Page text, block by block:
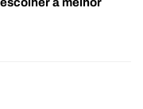
a melhor